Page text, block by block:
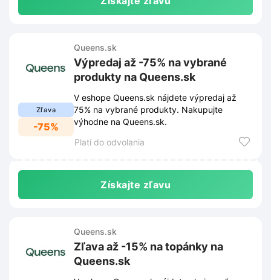
Zľava
-75%
Queens.sk
Výpredaj až -75% na vybrané
produkty na Queens.sk
V eshope Queens.sk nájdete výpredaj až
75% na vybrané produkty. Nakupujte
výhodne na Queens.sk.
Platí do odvolania
Získajte zľavu
Queens.sk
Zľava až -15% na topánky na
Queens.sk